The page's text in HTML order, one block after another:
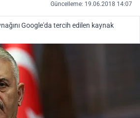
Güncelleme: 19.06.2018 14:07
Google'da tercih edilen kaynak